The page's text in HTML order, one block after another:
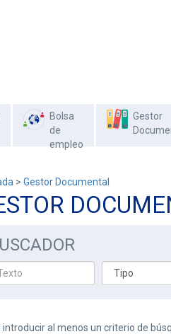
Bolsa
de
empleo
Gestor
> Gestor Documental
introducir al menos un criterio de